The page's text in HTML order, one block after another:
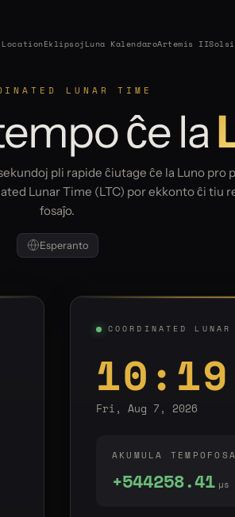
LocationEklipsojLuna KalendaroArtemis II
LUNAR TIME
ĉe la
pli rapide ĉiutage ĉe la Luno pro
Lunar Time (LTC) por ekkonto ĉi tiu
fosaĵo.
Esperanto
COORDINATED
Fri, Aug 7, 2026
AKUMULA
+544258.41 µs